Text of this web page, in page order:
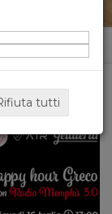
tutti